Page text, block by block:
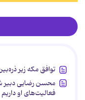
توافق مکه زیر
محسن رضایی دبیر
فعالیت‌های او داریم